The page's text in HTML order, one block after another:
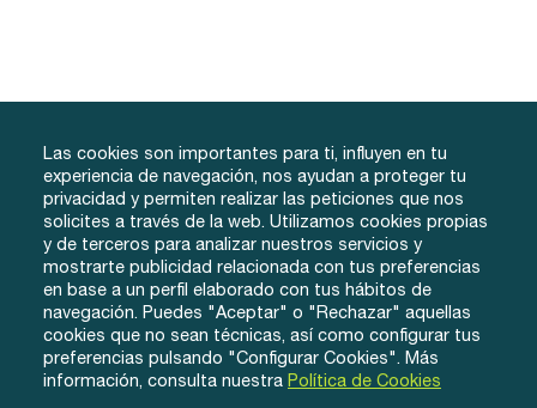
info@tuacademiafacil.com
600 816 978
Grados
Método
Conócenos
Testimonios
Contacto
Iniciar Sesión
Regístrate
Las cookies son importantes para ti, influyen en tu
experiencia de navegación, nos ayudan a proteger tu
privacidad y permiten realizar las peticiones que nos
solicites a través de la web. Utilizamos cookies propias
y de terceros para analizar nuestros servicios y
mostrarte publicidad relacionada con tus preferencias
en base a un perfil elaborado con tus hábitos de
navegación. Puedes "Aceptar" o "Rechazar" aquellas
cookies que no sean técnicas, así como configurar tus
preferencias pulsando "Configurar Cookies". Más
información, consulta nuestra Política de Cookies